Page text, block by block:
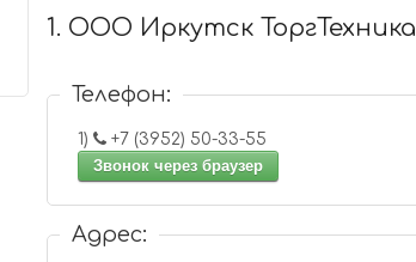
1. ООО Иркутск ТоргТехника
Телефон:
1)
+7 (3952) 50-33-55
Звонок через браузер
Адрес: